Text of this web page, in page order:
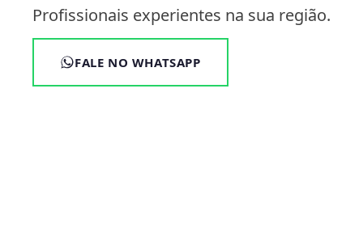
Profissionais experientes na sua região.
FALE NO WHATSAPP